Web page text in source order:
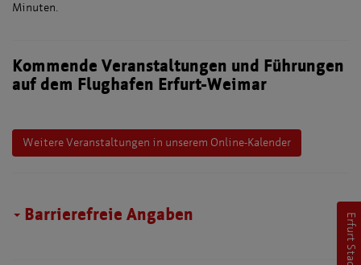
Minuten.
Kommende Veranstaltungen und Führungen
auf dem Flughafen Erfurt-Weimar
Weitere Veranstaltungen in unserem Online-Kalender
Barrierefreie Angaben